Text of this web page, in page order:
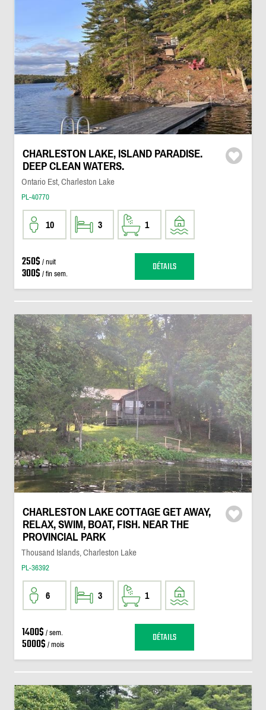
CHARLESTON LAKE, ISLAND PARADISE.
DEEP CLEAN WATERS.
Ontario Est, Charleston Lake
PL-40770
10 3 1
250$ / nuit
300$ / fin sem. DÉTAILS
CHARLESTON LAKE COTTAGE GET AWAY,
RELAX, SWIM, BOAT, FISH. NEAR THE
PROVINCIAL PARK
Thousand Islands, Charleston Lake
PL-36392
6 3 1
1400$ / sem.
5000$ / mois DÉTAILS